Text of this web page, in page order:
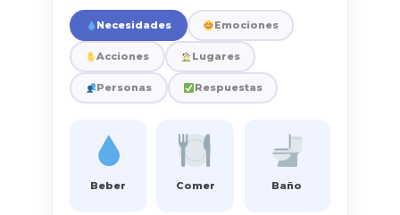
Necesidades Emociones
Acciones Lugares
Personas Respuestas
Beber Comer Baño